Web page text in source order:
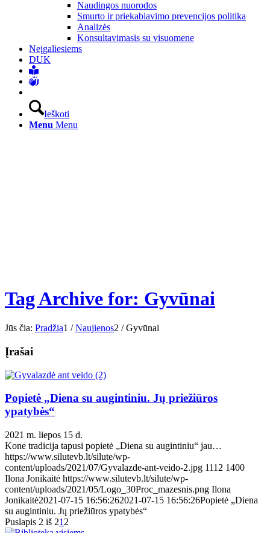
Naudingos nuorodos
Smurto ir priekabiavimo prevencijos politika
Analizės
Konsultavimasis su visuomene
Neįgaliesiems
DUK
Ieškoti
Menu Menu
Tag Archive for: Gyvūnai
Jūs čia: Pradžia1 / Naujienos2 / Gyvūnai
Įrašai
Popietė „Diena su augintiniu. Jų priežiūros
ypatybės“
2021 m. liepos 15 d.
Kone tradicija tapusi popietė „Diena su augintiniu“ jau…
https://www.silutevb.lt/silute/wp-
content/uploads/2021/07/Gyvalazde-ant-veido-2.jpg 1112 1400
Ilona Jonikaitė https://www.silutevb.lt/silute/wp-
content/uploads/2021/05/Logo_30Proc_mazesnis.png Ilona
Jonikaitė2021-07-15 16:56:262021-07-15 16:56:26Popietė „Diena
su augintiniu. Jų priežiūros ypatybės“
Puslapis 2 iš 21 2